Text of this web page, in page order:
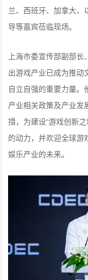
上海市委宣传部副部长
自立自强的重要力量
产业相关政策及产业发
措，为建设“游戏创新之
的动力，并欢迎全球游
娱乐产业的未来。